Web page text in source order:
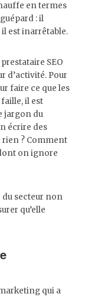
en termes
: il
il est inarrêtable.
SEO
d’activité. Pour
faire ce que les
il est
jargon du
écrire des
? Comment
on ignore
du secteur non
qu’elle
qui a